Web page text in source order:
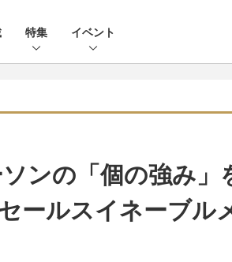
特集 イベント
ンの「個の強み」
ールスイネーブル